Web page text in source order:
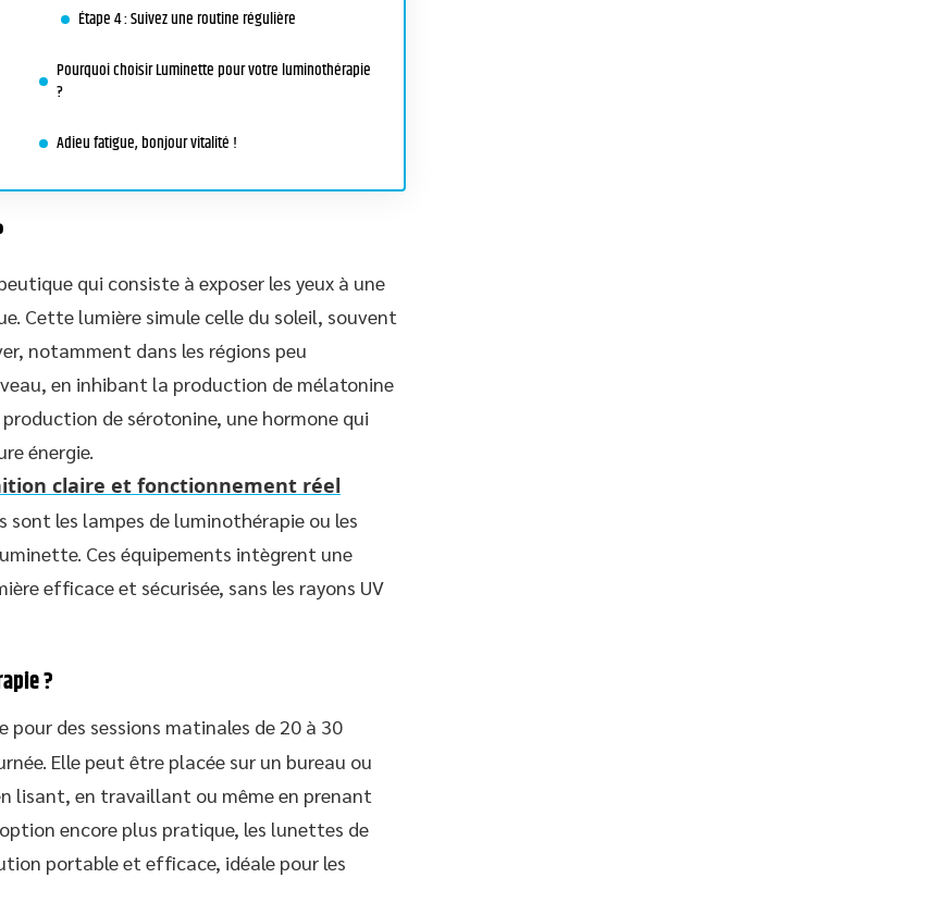
Étape 4 : Suivez une routine régulière
Pourquoi choisir Luminette pour votre luminothérapie
?
Adieu fatigue, bonjour vitalité !
qui consiste à exposer les yeux à une
Cette lumière simule celle du soleil, souvent
notamment dans les régions peu
en inhibant la production de mélatonine
de sérotonine, une hormone qui
énergie.
claire et fonctionnement réel
les lampes de luminothérapie ou les
Ces équipements intègrent une
efficace et sécurisée, sans les rayons UV
?
pour des sessions matinales de 20 à 30
Elle peut être placée sur un bureau ou
lisant, en travaillant ou même en prenant
encore plus pratique, les lunettes de
portable et efficace, idéale pour les